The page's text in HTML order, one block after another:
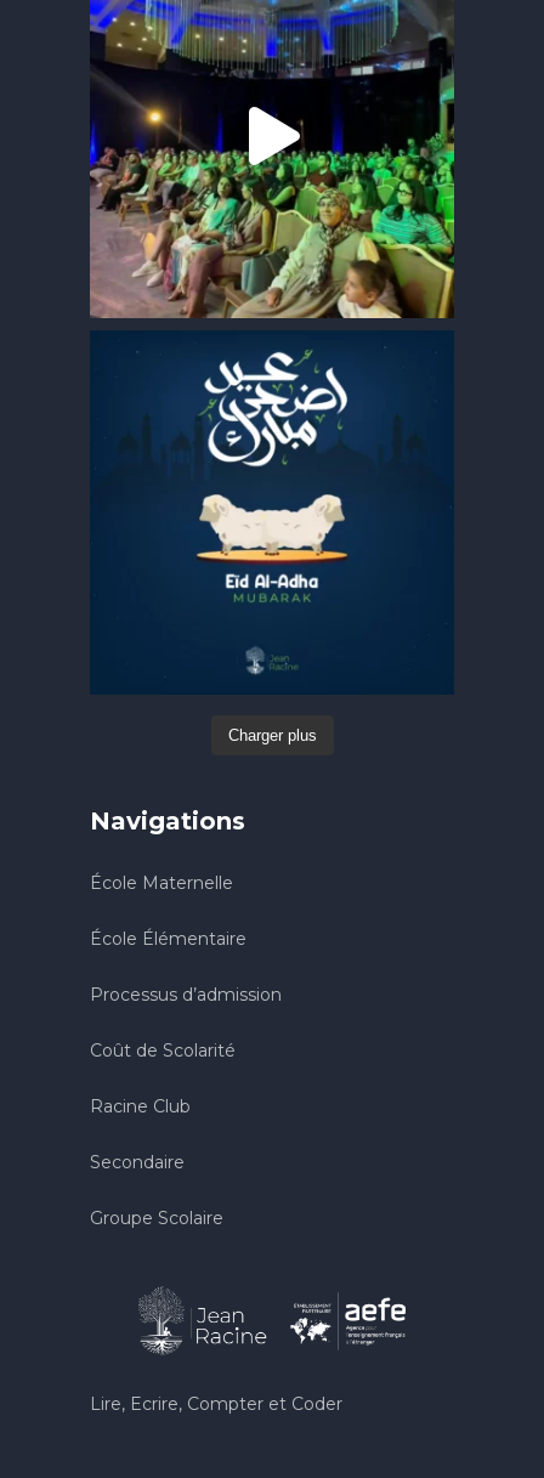
Charger plus
Navigations
École Maternelle
École Élémentaire
Processus d’admission
Coût de Scolarité
Racine Club
Secondaire
Groupe Scolaire
Lire, Ecrire, Compter et Coder